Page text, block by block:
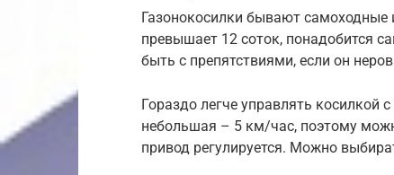
Газонокосилки бывают
превышает 12 соток, понадобится
быть с препятствиями, если он
Гораздо легче управлять косилкой
небольшая – 5 км/час, поэтому
привод регулируется. Можно